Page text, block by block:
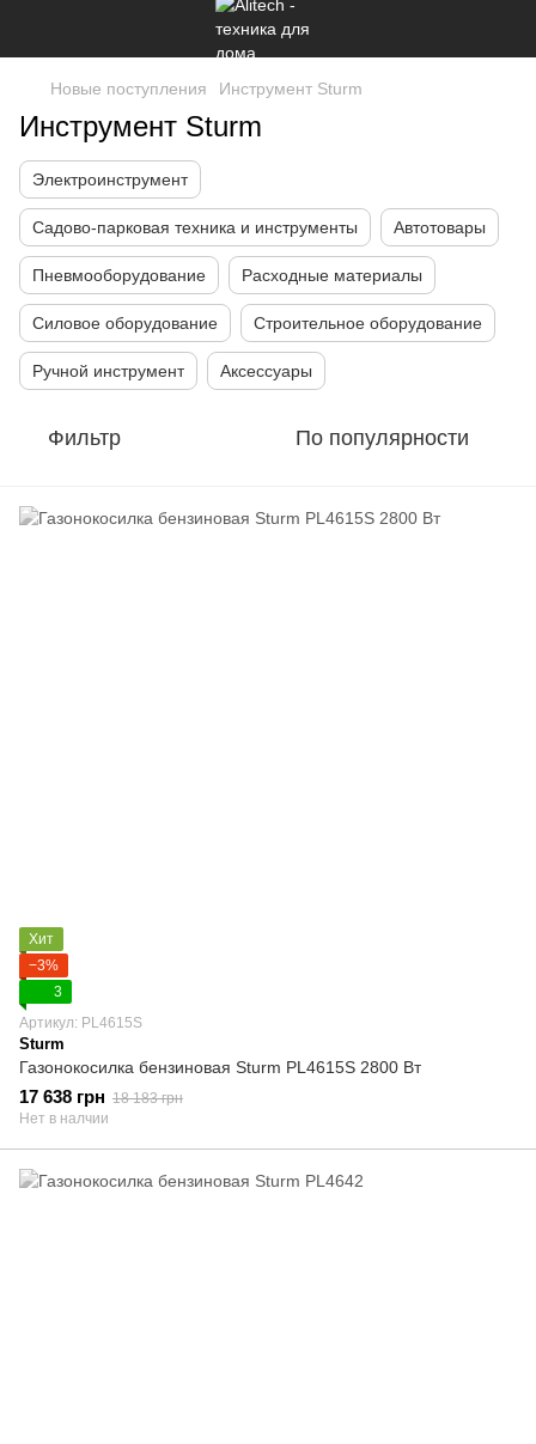
Новые поступления Инструмент Sturm
Инструмент Sturm
Электроинструмент
Садово-парковая техника и инструменты Автотовары
Пневмооборудование Расходные материалы
Силовое оборудование Строительное оборудование
Ручной инструмент Аксессуары
Фильтр По популярности
Хит
−3%
3
Артикул: PL4615S
Sturm
Газонокосилка бензиновая Sturm PL4615S 2800 Вт
17 638 грн 18 183 грн
Нет в налчии